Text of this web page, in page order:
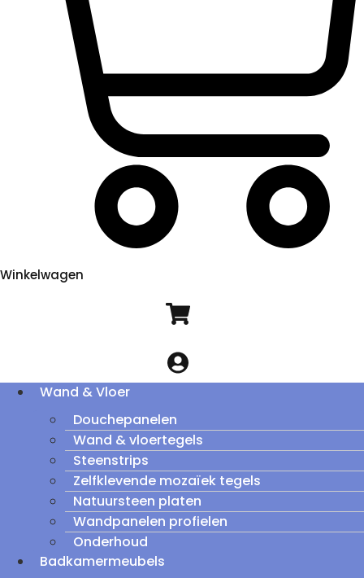
Winkelwagen
Wand & Vloer
Douchepanelen
Wand & vloertegels
Steenstrips
Zelfklevende mozaïek tegels
Natuursteen platen
Wandpanelen profielen
Onderhoud
Badkamermeubels